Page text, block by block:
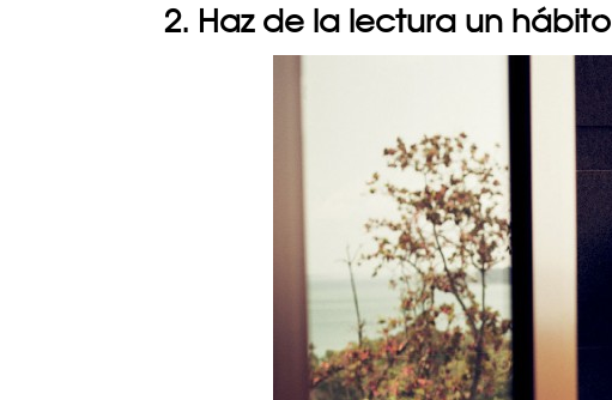
2. Haz de la lectura un hábito